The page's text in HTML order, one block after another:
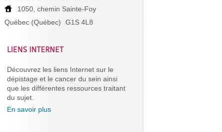
1050, chemin Sainte-Foy
Québec (Québec)
G1S 4L8
LIENS INTERNET
Découvrez les liens Internet sur le
dépistage et le cancer du sein ainsi
que les différentes ressources traitant
du sujet.
En savoir plus